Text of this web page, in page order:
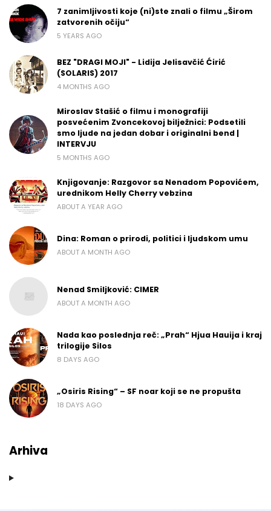
7 zanimljivosti koje (ni)ste znali o filmu „Širom
zatvorenih očiju“
5 YEARS AGO
BEZ "DRAGI MOJI" - Lidija Jelisavčić Ćirić
(SOLARIS) 2017
4 MONTHS AGO
Miroslav Stašić o filmu i monografiji
posvećenim Zvoncekovoj bilježnici: Podsetili
smo ljude na jedan dobar i originalni bend |
INTERVJU
5 MONTHS AGO
Knjigovanje: Razgovor sa Nenadom Popovićem,
urednikom Helly Cherry vebzina
ABOUT A YEAR AGO
Dina: Roman o prirodi, politici i ljudskom umu
ABOUT A MONTH AGO
Nenad Smiljković: CIMER
ABOUT A MONTH AGO
Nada kao poslednja reč: „Prah“ Hjua Hauija i kraj
trilogije Silos
8 DAYS AGO
„Osiris Rising“ – SF noar koji se ne propušta
18 DAYS AGO
Arhiva